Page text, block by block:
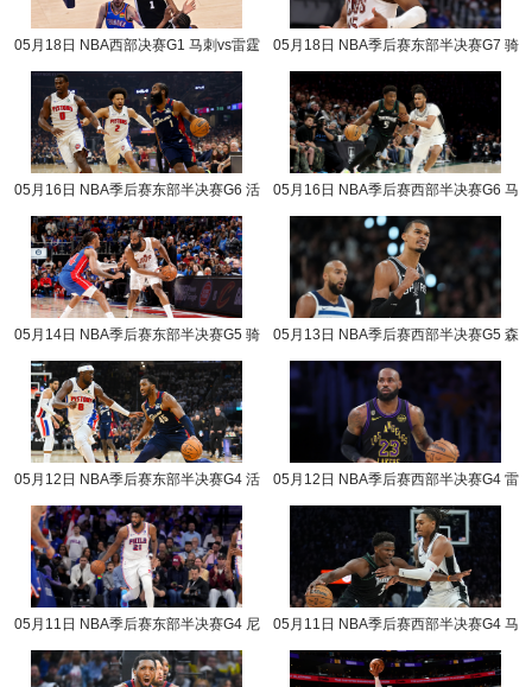
05月18日 NBA西部决赛G1 马刺vs雷霆
05月18日 NBA季后赛东部半决赛G7 骑
05月16日 NBA季后赛东部半决赛G6 活
05月16日 NBA季后赛西部半决赛G6 马
05月14日 NBA季后赛东部半决赛G5 骑
05月13日 NBA季后赛西部半决赛G5 森
05月12日 NBA季后赛东部半决赛G4 活
05月12日 NBA季后赛西部半决赛G4 雷
05月11日 NBA季后赛东部半决赛G4 尼
05月11日 NBA季后赛西部半决赛G4 马